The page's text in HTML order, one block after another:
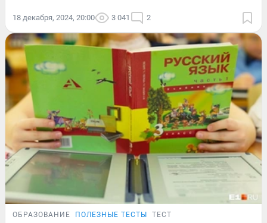
18 декабря, 2024, 20:00 3 041 2
ОБРАЗОВАНИЕ ПОЛЕЗНЫЕ ТЕСТЫ ТЕСТ